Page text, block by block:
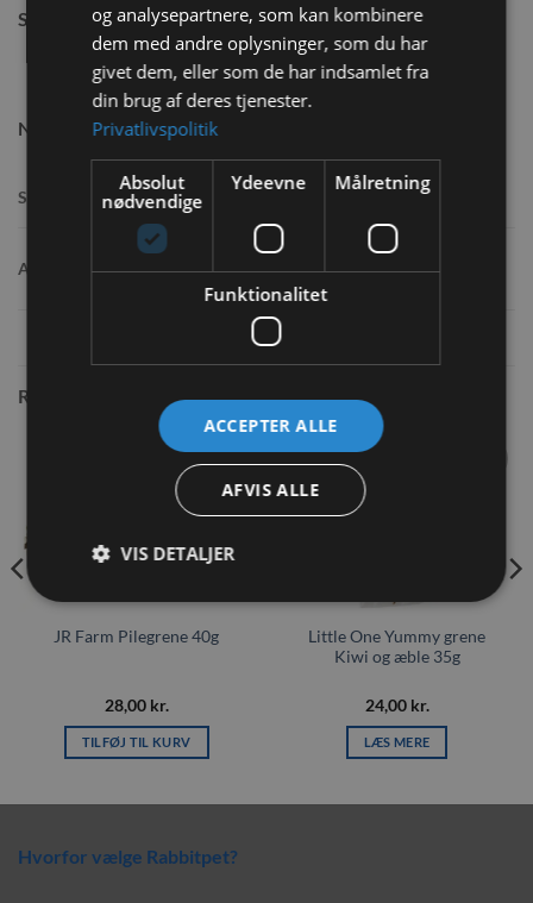
Størrelse:20g
Næringsindhold:
Sammensætning:
Solsikkestilke 40,8%, hvede, brændenælde,
persille, bukkehornskræfrø 0,7%;
Analyse:
Protein 13,7%, fedt 1,7%, råfibre 26,7%, råaske
9%, Calcium 13217 mg/kg, fosfor 1783 mg/kg,
natrium 212 mg/kg.
RELATEREDE VARER
Tilføj til
ønskeliste
JR Farm Pilegrene 40g
28,00 kr.
TILFØJ TIL KURV
Little One Yummy grene
Kiwi og æble 35g
24,00 kr.
LÆS MERE
Hvorfor vælge Rabbitpet?
og analysepartnere, som kan kombinere
dem med andre oplysninger, som du har
givet dem, eller som de har indsamlet fra
din brug af deres tjenester.
Privatlivspolitik
Absolut
nødvendige
Ydeevne Målretning
Funktionalitet
ACCEPTER ALLE
AFVIS ALLE
VIS DETALJER